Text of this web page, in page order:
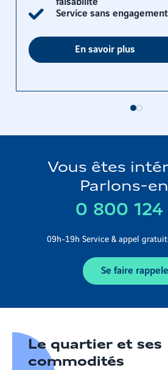
Service sans
En savoir plus
Vous êtes
Parlons-
0 800 124
09h-19h Service & appel
Se faire
Le quartier et ses
commodités